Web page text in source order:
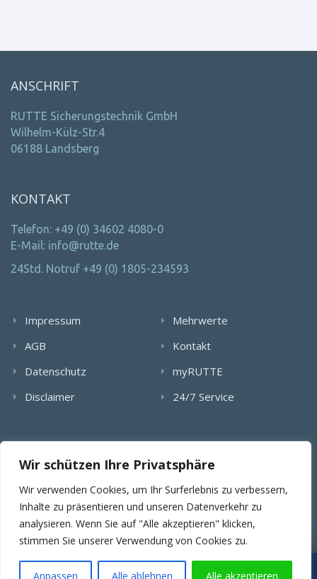
Wir schützen Ihre Privatsphäre
Wir verwenden Cookies, um Ihr Surferlebnis zu verbessern,
Inhalte zu präsentieren und unseren Datenverkehr zu
analysieren. Wenn Sie auf "Alle akzeptieren" klicken,
stimmen Sie unserer Verwendung von Cookies zu.
Anpassen Alle ablehnen Alle akzeptieren
ANSCHRIFT
RUTTE Sicherungstechnik GmbH
Wilhelm-Külz-Str.4
06188 Landsberg
KONTAKT
Telefon: +49 (0) 34602 4080-0
E-Mail: info@rutte.de
24Std. Notruf +49 (0) 1805-234593
Impressum
AGB
Datenschutz
Disclaimer
Mehrwerte
Kontakt
myRUTTE
24/7 Service
Verlinkung von Bildern, textlichen Inhalten und Videos bedarf
der schriftlichen Genehmigung der RUTTE Sicherungstechnik
© 2025 RUTTE Sicherungstechnik GmbH.